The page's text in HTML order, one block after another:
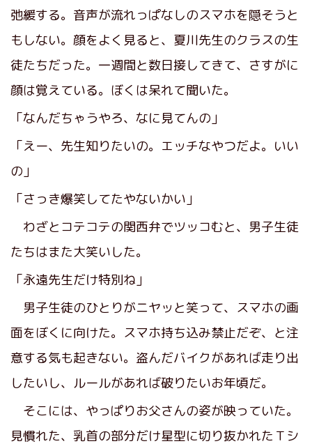
弛緩する。音声が流れっぱなしのスマホを隠そうと
もしない。顔をよく見ると、夏川先生のクラスの生
徒たちだった。一週間と数日接してきて、さすがに
顔は覚えている。ぼくは呆れて聞いた。
「なんだちゃうやろ、なに見てんの」
「えー、先生知りたいの。エッチなやつだよ。いい
の」
「さっき爆笑してたやないかい」
わざとコテコテの関西弁でツッコむと、男子生徒
たちはまた大笑いした。
「永遠先生だけ特別ね」
男子生徒のひとりがニヤッと笑って、スマホの画
面をぼくに向けた。スマホ持ち込み禁止だぞ、と注
意する気も起きない。盗んだバイクがあれば走り出
したいし、ルールがあれば破りたいお年頃だ。
そこには、やっぱりお父さんの姿が映っていた。
見慣れた、乳首の部分だけ星型に切り抜かれたＴシ